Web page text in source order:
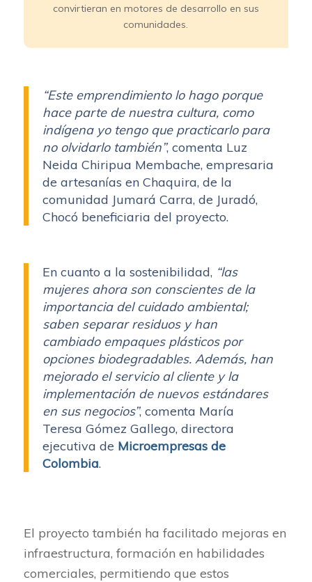
convirtieran en motores de desarrollo en sus
comunidades.
“Este emprendimiento lo hago porque
hace parte de nuestra cultura, como
indígena yo tengo que practicarlo para
no olvidarlo también”, comenta Luz
Neida Chiripua Membache, empresaria
de artesanías en Chaquira, de la
comunidad Jumará Carra, de Juradó,
Chocó beneficiaria del proyecto.
En cuanto a la sostenibilidad, “las
mujeres ahora son conscientes de la
importancia del cuidado ambiental;
saben separar residuos y han
cambiado empaques plásticos por
opciones biodegradables. Además, han
mejorado el servicio al cliente y la
implementación de nuevos estándares
en sus negocios”, comenta María
Teresa Gómez Gallego, directora
ejecutiva de Microempresas de
Colombia.
El proyecto también ha facilitado mejoras en
infraestructura, formación en habilidades
comerciales, permitiendo que estos